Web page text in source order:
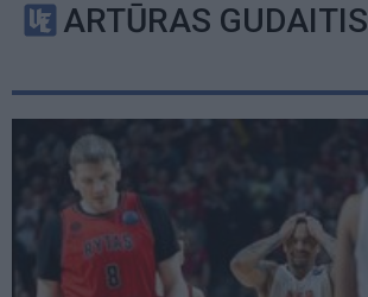
ARTŪRAS GUDAITIS